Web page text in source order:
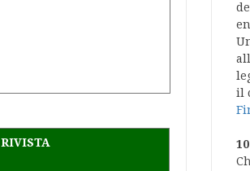
RIVISTA
il